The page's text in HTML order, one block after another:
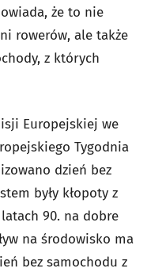
że to nie
rowerów, ale także
z których
Europejskiej we
Tygodnia
dzień bez
były kłopoty z
90. na dobre
na środowisko ma
bez samochodu z